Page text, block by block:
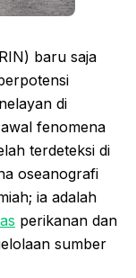
baru saja
di
fenomena
terdeteksi di
oseanografi
ia adalah
perikanan dan
sumber